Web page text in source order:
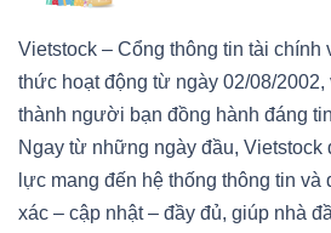
Vietstock – Cổng thông tin tài chính
thức hoạt động từ ngày 02/08/
thành người bạn đồng hành đáng
Ngay từ những ngày đầu, Vietstock
lực mang đến hệ thống thông tin
xác – cập nhật – đầy đủ, giúp nhà